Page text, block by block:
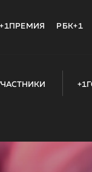
+1ПРЕМИЯ РБК+1